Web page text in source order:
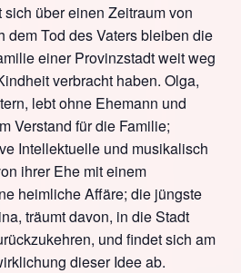
über einen Zeitraum von
dem Tod des Vaters bleiben die
einer Provinzstadt weit weg
verbracht haben. Olga,
lebt ohne Ehemann und
Verstand für die Familie;
Intellektuelle und musikalisch
ihrer Ehe mit einem
heimliche Affäre; die jüngste
träumt davon, in die Stadt
und findet sich am
dieser Idee ab.